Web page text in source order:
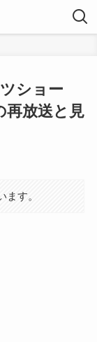
ショー
再放送と見
す。